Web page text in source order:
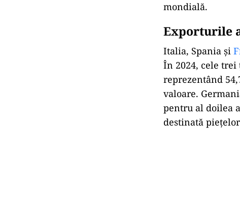
mondială.
Exporturile
Italia, Spania și
În 2024, cele
reprezentând
valoare.
pentru al doilea
destinată